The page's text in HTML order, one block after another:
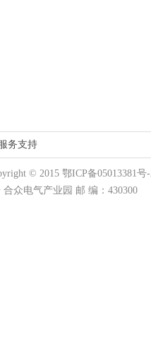
务支持
© 2015 鄂ICP备05013381号
众电气产业园 邮 编：430300